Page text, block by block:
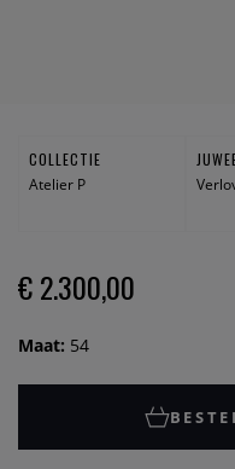
COLLECTIE
Atelier P
€ 2.300,00
Maat: 54